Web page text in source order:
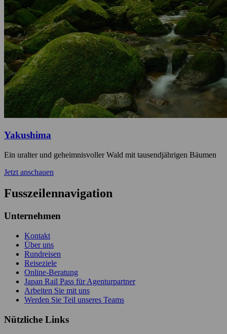
Yakushima
Ein uralter und geheimnisvoller Wald mit tausendjährigen Bäumen
Jetzt anschauen
Fusszeilennavigation
Unternehmen
Kontakt
Über uns
Rundreisen
Reiseziele
Online-Beratung
Japan Rail Pass für Agenturpartner
Arbeiten Sie mit uns
Werden Sie Teil unseres Teams
Nützliche Links